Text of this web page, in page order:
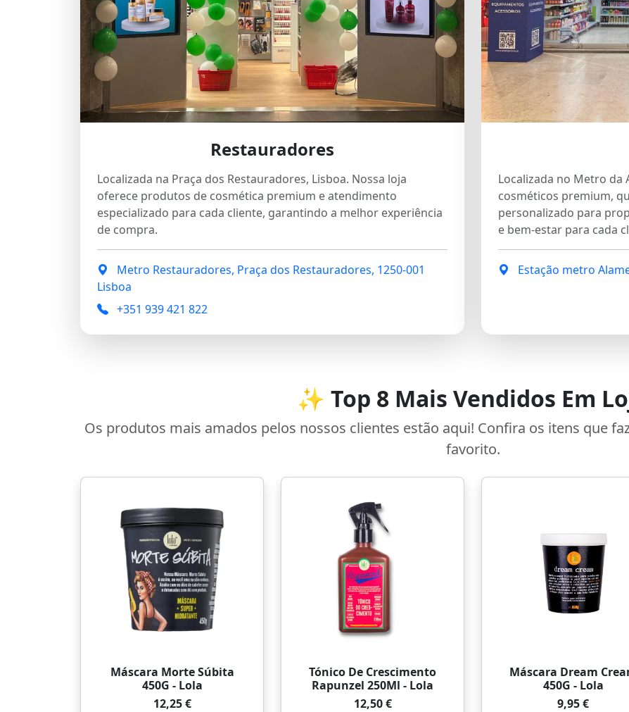
Restauradores
Localizada na Praça dos Restauradores, Lisboa. Nossa loja
oferece produtos de cosmética premium e atendimento
especializado para cada cliente, garantindo a melhor experiência
de compra.
Metro Restauradores, Praça dos Restauradores, 1250-001
Lisboa
+351 939 421 822
Localizada no Metro da
cosméticos premium,
personalizado para
e bem-estar para cada
Estação metro
✨ Top 8 Mais Vendidos Em
Os produtos mais amados pelos nossos clientes estão aqui! Confira os itens que
favorito.
Máscara Morte Súbita
450G - Lola
12,25 €
Tónico De Crescimento
Rapunzel 250Ml - Lola
12,50 €
Máscara Dream
450G - Lola
9,95 €